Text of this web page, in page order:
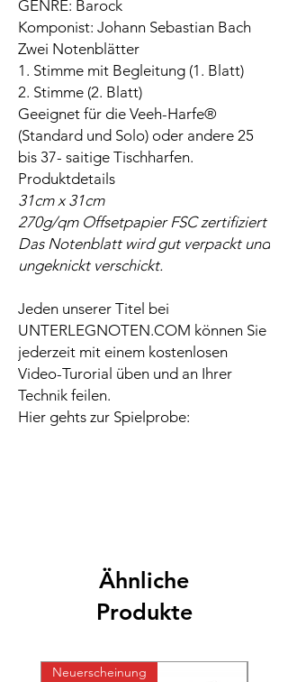
GENRE: Barock
Komponist: Johann Sebastian Bach
Zwei Notenblätter
1. Stimme mit Begleitung (1. Blatt)
2. Stimme (2. Blatt)
Geeignet für die Veeh-Harfe®
(Standard und Solo) oder andere 25
bis 37- saitige Tischharfen.
Produktdetails
31cm x 31cm
270g/qm Offsetpapier FSC zertifiziert
Das Notenblatt wird gut verpackt und
ungeknickt verschickt.
Jeden unserer Titel bei
UNTERLEGNOTEN.COM können Sie
jederzeit mit einem kostenlosen
Video-Turorial üben und an Ihrer
Technik feilen.
Hier gehts zur Spielprobe:
Ähnliche
Produkte
Neuerscheinung